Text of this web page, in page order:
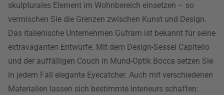
skulpturales Element im Wohnbereich einsetzen – so
vermischen Sie die Grenzen zwischen Kunst und Design.
Das italienische Unternehmen Gufram ist bekannt für seine
extravaganten Entwürfe. Mit dem Design-Sessel Capitello
und der auffälligen Couch in Mund-Optik Bocca setzen Sie
in jedem Fall elegante Eyecatcher. Auch mit verschiedenen
Materialien lassen sich bestimmte Interieurs schaffen: